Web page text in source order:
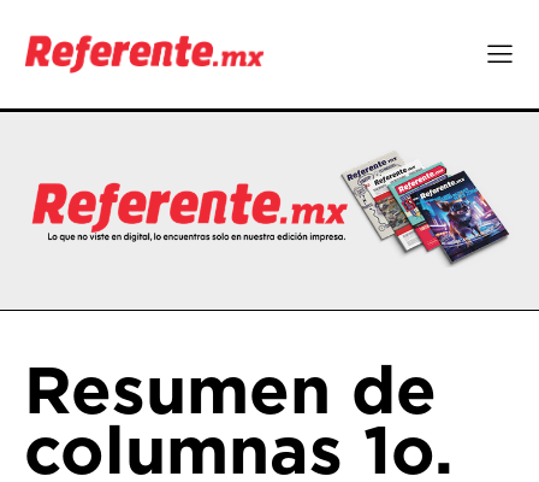
Resumen de
columnas 1o.